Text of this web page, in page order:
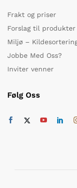
Frakt og priser
Forslag til produkter
Miljø –
Jobbe Med Oss?
Inviter venner
Følg Oss